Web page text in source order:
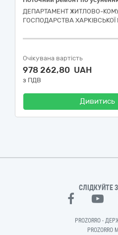
ДЕПАРТАМЕНТ ЖИТЛОВО-
ГОСПОДАРСТВА ХАРКІВСЬКОЇ
Очікувана вартість
978 262,80 UAH
з ПДВ
Дивитись
СЛІДКУЙТЕ
PROZORRO -
PROZORRO